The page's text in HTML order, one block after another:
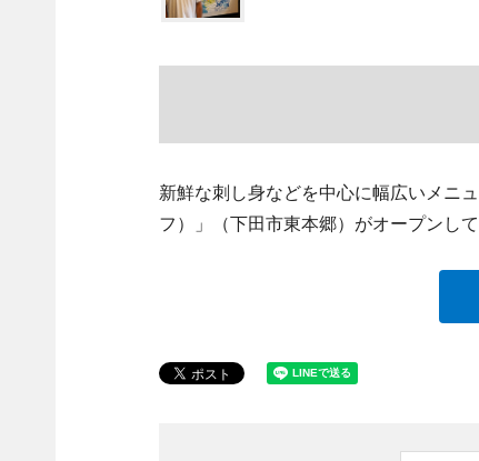
新鮮な刺し身などを中心に幅広いメニ
フ）」（下田市東本郷）がオープンし